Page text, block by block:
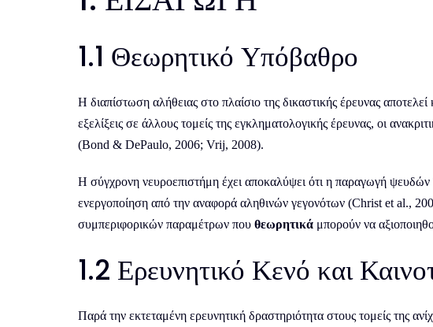
1.1 Θεωρητικό Υπόβαθρο
Η διαπίστωση αλήθειας στο πλαίσιο της δικαστικής έρευνας
εξελίξεις σε άλλους τομείς της εγκληματολογικής έρευνας, οι
(Bond & DePaulo, 2006; Vrij, 2008).
Η σύγχρονη νευροεπιστήμη έχει αποκαλύψει ότι η παραγωγή
ενεργοποίηση από την αναφορά αληθινών γεγονότων (Christ et al.,
συμπεριφορικών παραμέτρων που θεωρητικά μπορούν να
1.2 Ερευνητικό Κενό και
Παρά την εκτεταμένη ερευνητική δραστηριότητα στους τομείς της